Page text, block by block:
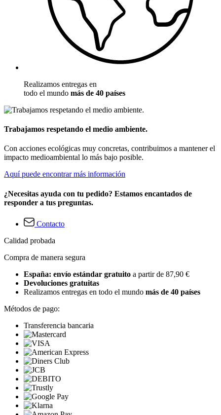
Realizamos entregas en
todo el mundo más de 40 países
Trabajamos respetando el medio ambiente.
Con acciones ecológicas muy concretas, contribuimos a mantener el
impacto medioambiental lo más bajo posible.
Aquí puede encontrar más información
¿Necesitas ayuda con tu pedido? Estamos encantados de
responder a tus preguntas.
Contacto
Calidad probada
Compra de manera segura
España: envío estándar gratuito a partir de 87,90 €
Devoluciones gratuitas
Realizamos entregas en todo el mundo más de 40 países
Métodos de pago:
Transferencia bancaria